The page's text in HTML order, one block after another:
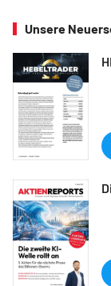
Unsere